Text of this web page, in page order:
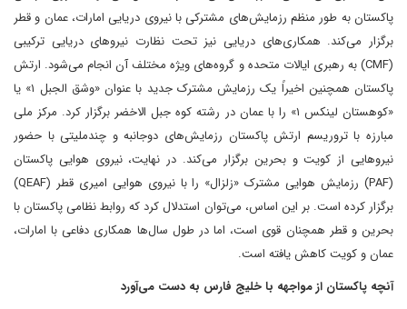
پاکستان به طور منظم رزمایش‌های مشترکی با نیروی دریایی امارات، عمان و قطر
برگزار می‌کند. همکاری‌های دریایی نیز تحت نظارت نیروهای دریایی ترکیبی
(CMF) به رهبری ایالات متحده و گروه‌های ویژه مختلف آن انجام می‌شود. ارتش
پاکستان همچنین اخیراً یک رزمایش مشترک جدید با عنوان «وشق الجبل ۱» یا
«کوهستان لینکس ۱» را با عمان در رشته کوه جبل الاخضر برگزار کرد. مرکز ملی
مبارزه با تروریسم ارتش پاکستان رزمایش‌های دوجانبه و چندملیتی با حضور
نیروهایی از کویت و بحرین برگزار می‌کند. در نهایت، نیروی هوایی پاکستان
(PAF) رزمایش هوایی مشترک «زلزال» را با نیروی هوایی امیری قطر (QEAF)
برگزار کرده است. بر این اساس، می‌توان استدلال کرد که روابط نظامی پاکستان با
بحرین و قطر همچنان قوی است، اما در طول سال‌ها همکاری دفاعی با امارات،
عمان و کویت کاهش یافته است.
آنچه پاکستان از مواجهه با خلیج فارس به دست می‌آورد